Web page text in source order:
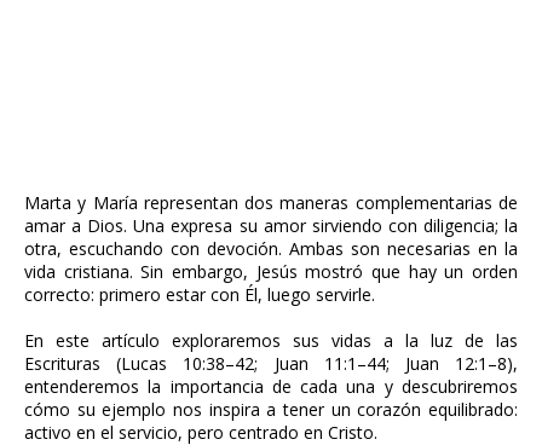
Marta y María representan dos maneras complementarias de
amar a Dios. Una expresa su amor sirviendo con diligencia; la
otra, escuchando con devoción. Ambas son necesarias en la
vida cristiana. Sin embargo, Jesús mostró que hay un orden
correcto: primero estar con Él, luego servirle.
En este artículo exploraremos sus vidas a la luz de las
Escrituras (Lucas 10:38–42; Juan 11:1–44; Juan 12:1–8),
entenderemos la importancia de cada una y descubriremos
cómo su ejemplo nos inspira a tener un corazón equilibrado:
activo en el servicio, pero centrado en Cristo.